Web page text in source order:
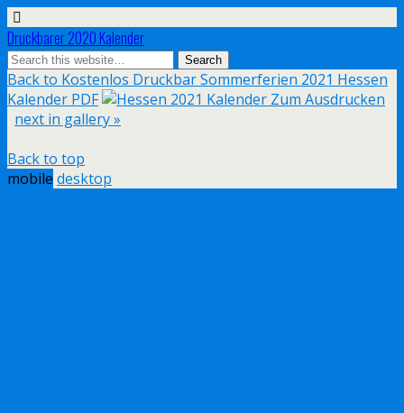
Druckbarer 2020 Kalender
Back to Kostenlos Druckbar Sommerferien 2021 Hessen
Kalender PDF
next in gallery »
Back to top
mobile desktop